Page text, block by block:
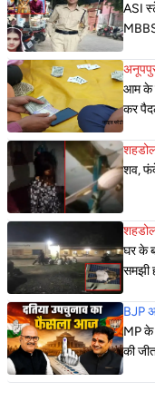
ASI
आम के
कर
शव,
घर के
समझी
BJP
MP के
की